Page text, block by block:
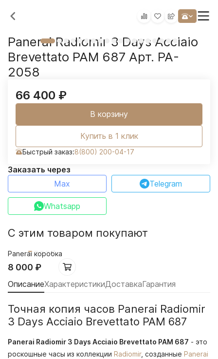
Panerai Radiomir 3 Days Acciaio
Brevettato PAM 687 Арт. PA-
2058
66 400 ₽
В корзину
Купить в 1 клик
Быстрый заказ:8(800) 200-04-17
Заказать через
Max
Telegram
Whatsapp
С этим товаром покупают
Panerai коробка
8 000 ₽
ОписаниеХарактеристикиДоставкаГарантия
Точная копия часов Panerai Radiomir
3 Days Acciaio Brevettato PAM 687
Panerai Radiomir 3 Days Acciaio Brevettato PAM 687 - это
роскошные часы из коллекции Radiomir, созданные Panerai